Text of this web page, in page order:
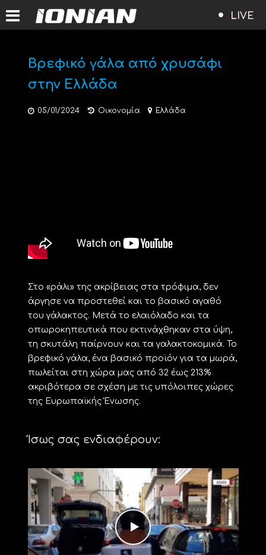
LIVE
Βρεφικό γάλα από χρυσάφι
στην Ελλάδα
05/01/2024 Οικονομία Ελλάδα
Στο «ράλι» της ακρίβειας στα τρόφιμα, δεν
άργησε να προστεθεί και το βασικό αγαθό
του γάλακτος. Μετά το ελαιόλαδο και τα
οπωροκηπευτικά που εκτινάχθηκαν στα ύψη,
τη σκυτάλη παίρνουν και τα γαλακτοκομικά. Το
βρεφικό γάλα, ένα βασικό προϊόν για τα μωρά,
πωλείται στη χώρα μας από 32 έως 213%
ακριβότερα σε σχέση με τις υπόλοιπες χώρες
της Ευρωπαϊκής Ένωσης.
Ίσως σας ενδιαφέρουν: